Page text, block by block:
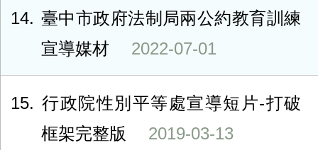
14
臺中市政府法制局兩公約教育訓練
宣導媒材
2022-07-01
15
行政院性別平等處宣導短片-打破
框架完整版
2019-03-13